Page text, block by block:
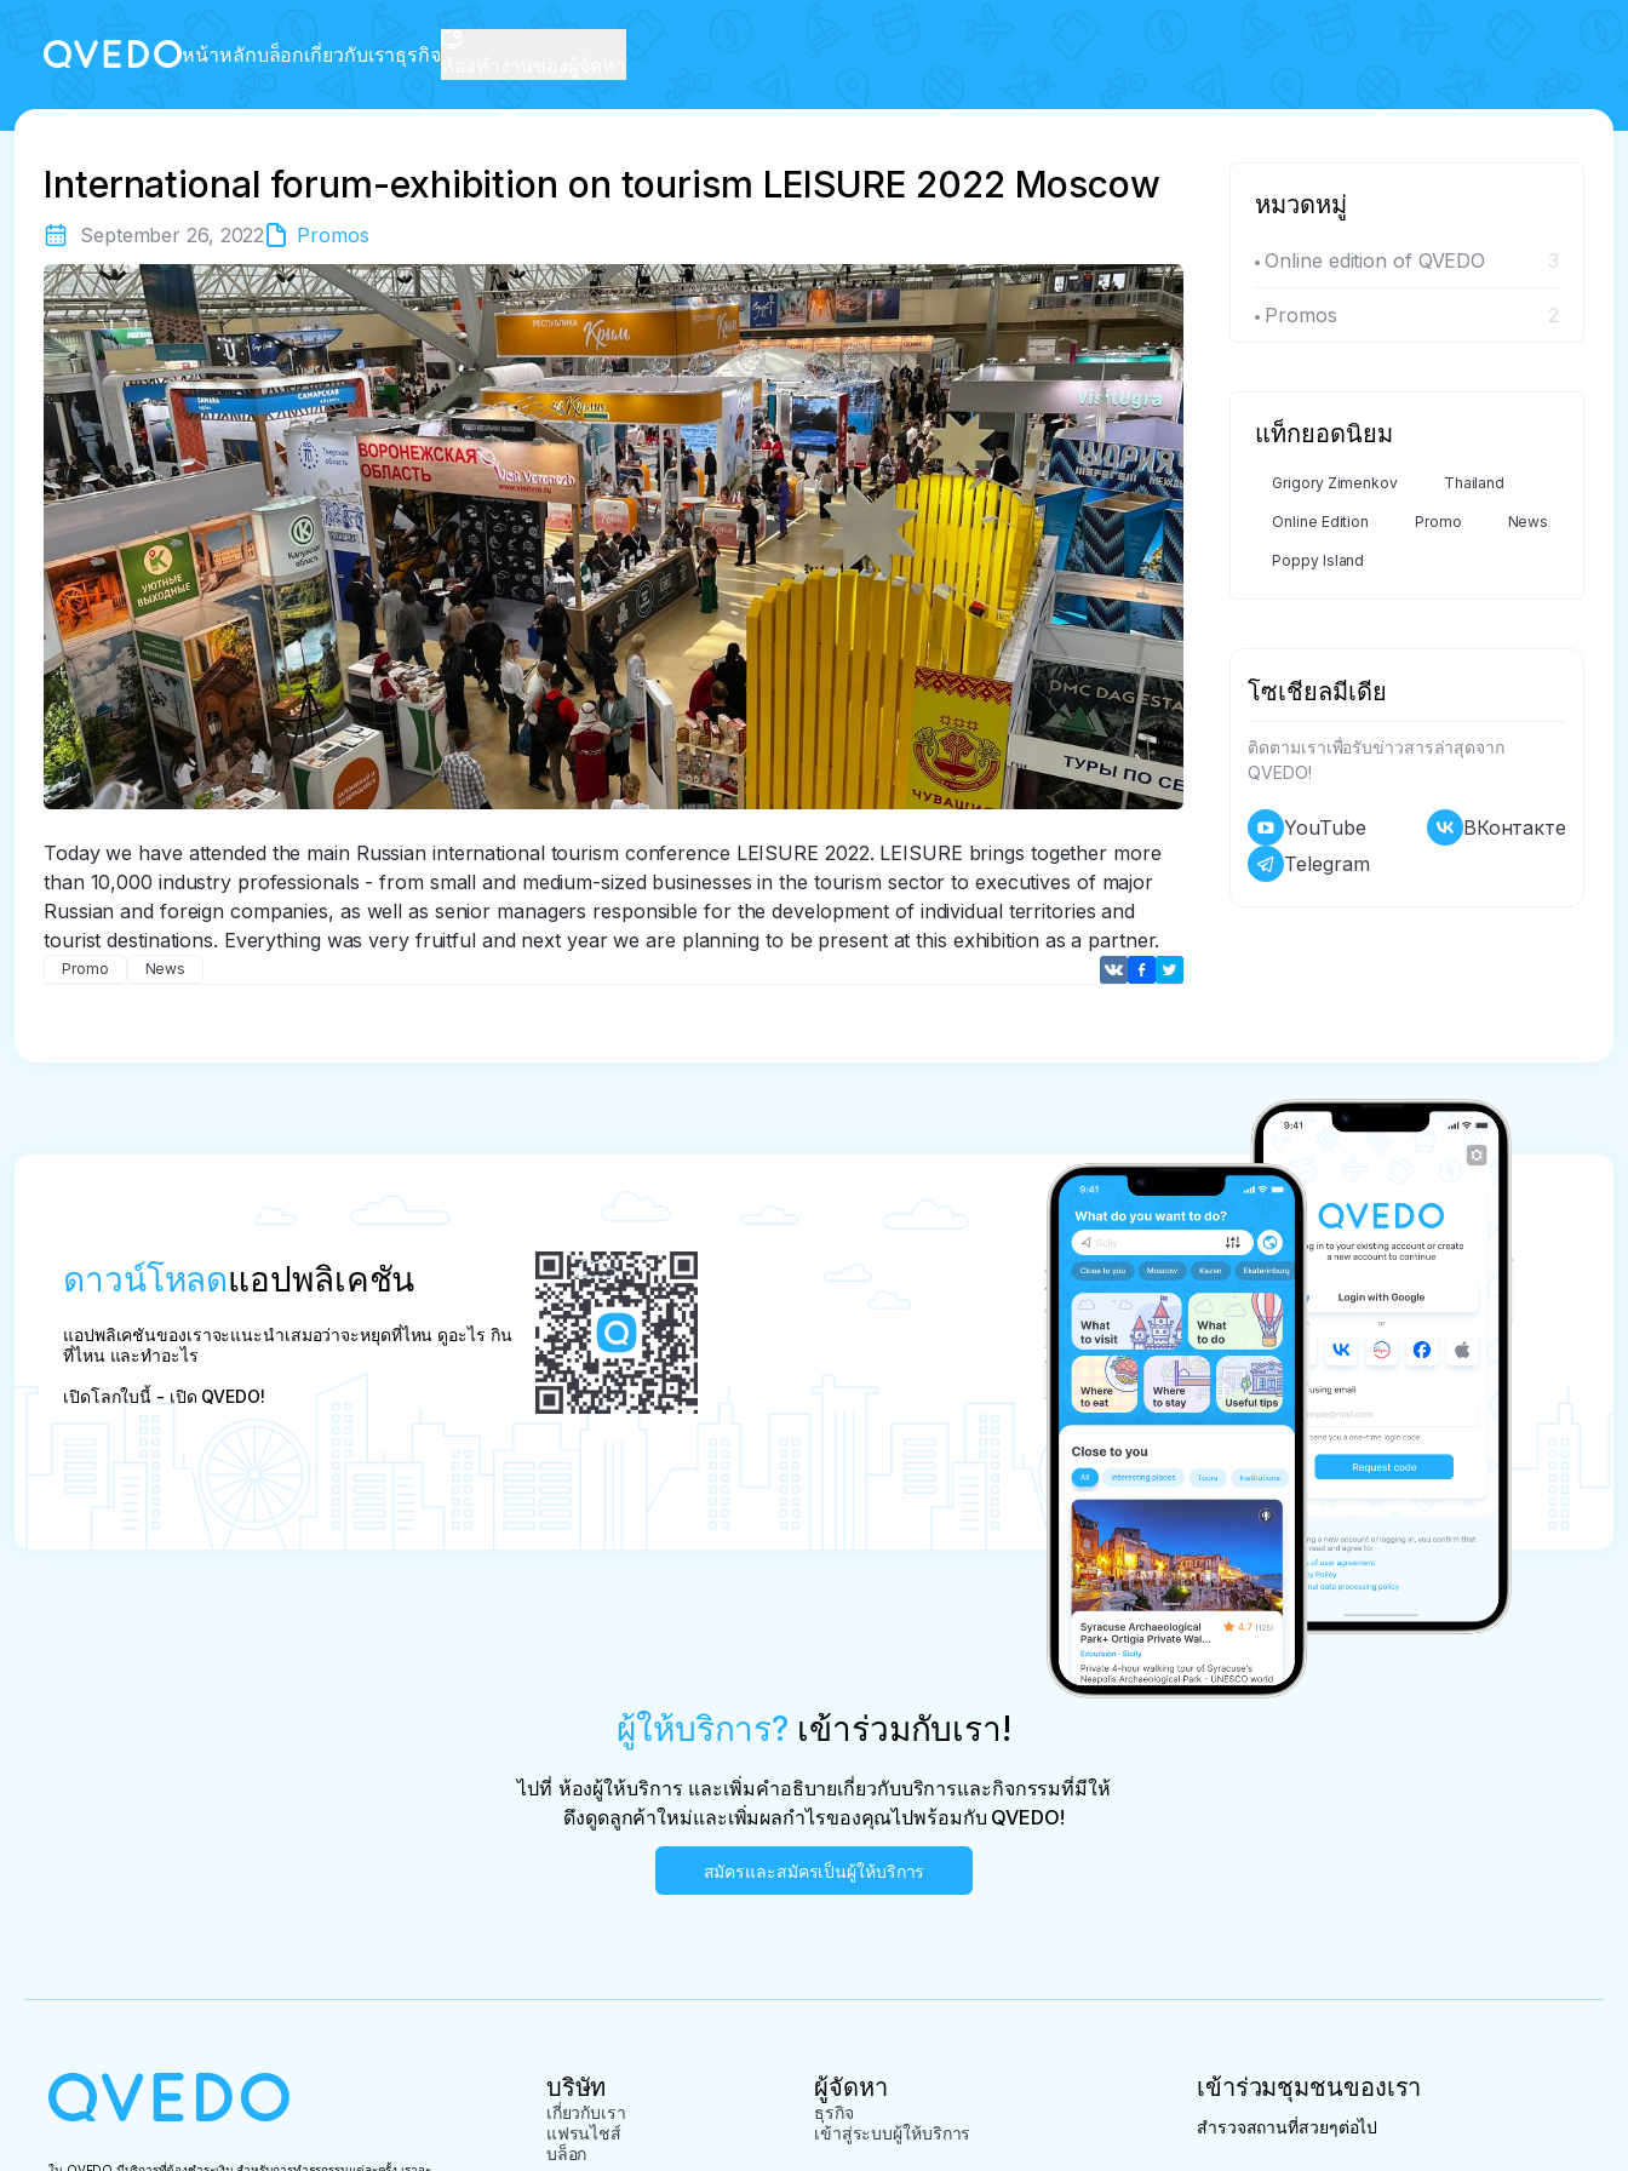
หน้าหลักบล็อกเกี่ยวกับเราธุรกิจ
International forum-exhibition on tourism LEISURE 2022 Moscow
September 26, 2022 Promos
Today we have attended the main Russian international tourism conference LEISURE 2022. LEISURE brings together more
than 10,000 industry professionals - from small and medium-sized businesses in the tourism sector to executives of major
Russian and foreign companies, as well as senior managers responsible for the development of individual territories and
tourist destinations. Everything was very fruitful and next year we are planning to be present at this exhibition as a partner.
Promo News
หมวดหมู่
Online edition of QVEDO 3
Promos 2
แท็กยอดนิยม
Grigory Zimenkov Thailand
Online Edition Promo News
Poppy Island
โซเชียลมีเดีย
ติดตามเราเพื่อรับข่าวสารล่าสุดจาก
QVEDO!
YouTube
ВКонтакте
Telegram
ดาวน์โหลดแอปพลิเคชัน
แอปพลิเคชันของเราจะแนะนำเสมอว่าจะหยุดที่ไหน ดูอะไร กิน
ที่ไหน และทำอะไร
เปิดโลกใบนี้ - เปิด QVEDO!
ผู้ให้บริการ? เข้าร่วมกับเรา!
ไปที่ ห้องผู้ให้บริการ และเพิ่มคำอธิบายเกี่ยวกับบริการและกิจกรรมที่มีให้
ดึงดูดลูกค้าใหม่และเพิ่มผลกำไรของคุณไปพร้อมกับ QVEDO!
สมัครและสมัครเป็นผู้ให้บริการ
บริษัท
เกี่ยวกับเรา
แฟรนไชส์
บล็อก
ผู้จัดหา
ธุรกิจ
เข้าสู่ระบบผู้ให้บริการ
เข้าร่วมชุมชนของเรา
สำรวจสถานที่สวยๆต่อไป